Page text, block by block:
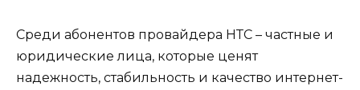
Среди абонентов провайдера НТС – частные и
юридические лица, которые ценят
надежность, стабильность и качество интернет-